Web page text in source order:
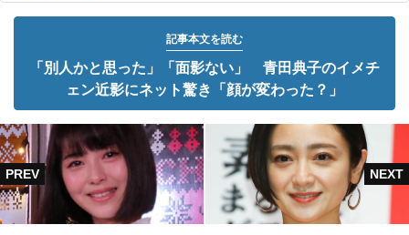
記事本文を読む
「別人かと思った」「面影ない」 青田典子のイメチ
ェン近影にネット驚き「顔が変わった？」